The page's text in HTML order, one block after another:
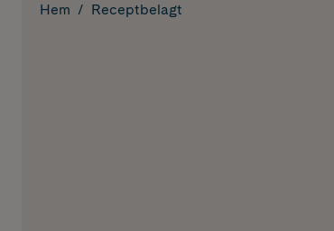
Hem Receptbelagt